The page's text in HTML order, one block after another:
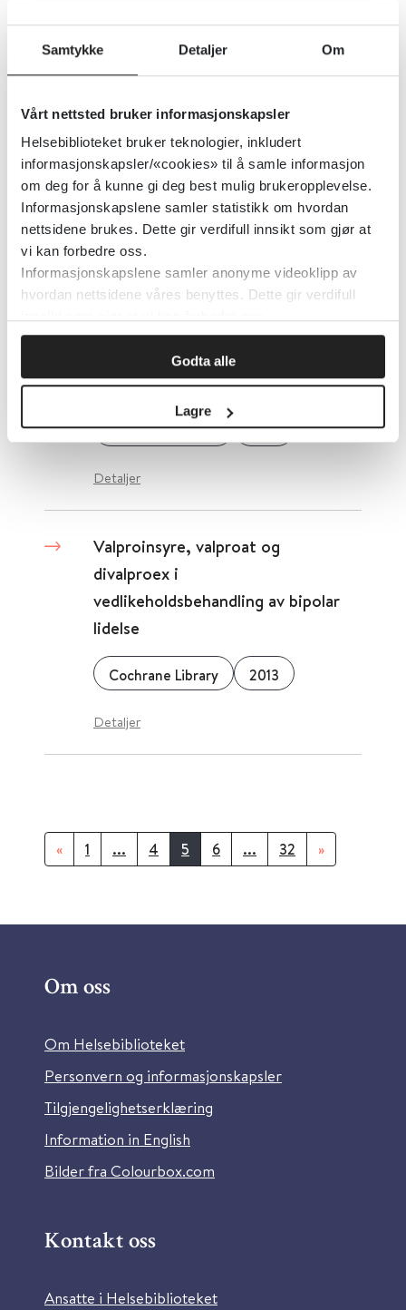
Samtykke Detaljer Om
Vårt nettsted bruker informasjonskapsler
Helsebiblioteket bruker teknologier, inkludert
informasjonskapsler/«cookies» til å samle informasjon
om deg for å kunne gi deg best mulig brukeropplevelse.
Informasjonskapslene samler statistikk om hvordan
nettsidene brukes. Dette gir verdifull innsikt som gjør at
vi kan forbedre oss.
Informasjonskapslene samler anonyme videoklipp av
hvordan nettsidene våres benyttes. Dette gir verdifull
Godta alle
Lagre
Valproat - behandlingsanbefaling
ved forgiftning
Valproatbehandling av fertile
kvinner
Detaljer
Valproatforbindelser mot
agitasjon ved demens
Cochrane Library 2018
Detaljer
Valproinsyre, valproat og
divalproex i
vedlikeholdsbehandling av bipolar
lidelse
Cochrane Library 2013
Detaljer
« 1 ... 4 5 6 ... 32 »
Om oss
Om Helsebiblioteket
Personvern og informasjonskapsler
Tilgjengelighetserklæring
Information in English
Bilder fra Colourbox.com
Kontakt oss
Ansatte i Helsebiblioteket